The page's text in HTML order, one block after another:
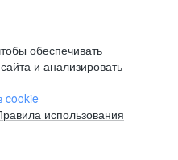
обеспечивать
и анализировать
cookie
использования